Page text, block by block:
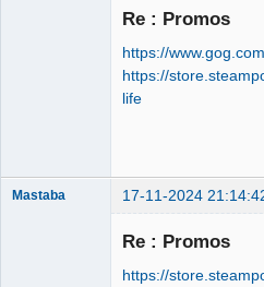
OPTIJANCOMATIQUE
Re : Promos
https://
https://
life
Mastaba 17-11-2024
Re : Promos
https://